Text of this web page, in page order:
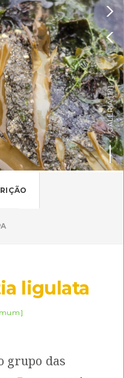
PARA MELHORAR
FINS ESTATÍSTICOS.A
E SERVIÇOS
DE COOKIES.POLÍTICA

ENTRAR


GALERIA [
1/1
]
ligulata
grupo das